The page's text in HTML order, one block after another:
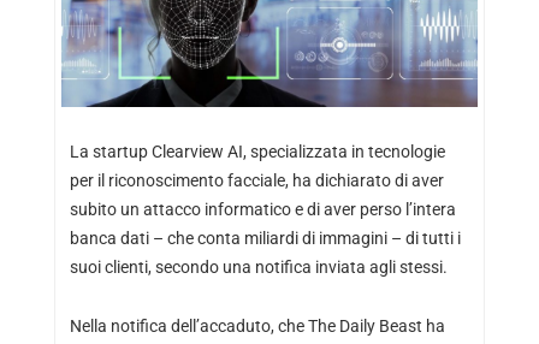
La startup Clearview AI, specializzata in tecnologie
per il riconoscimento facciale, ha dichiarato di aver
subito un attacco informatico e di aver perso l’intera
banca dati – che conta miliardi di immagini – di tutti i
suoi clienti, secondo una notifica inviata agli stessi.
Nella notifica dell’accaduto, che The Daily Beast ha